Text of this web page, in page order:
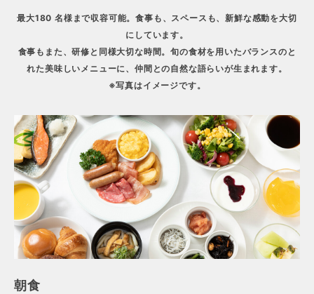
最大180 名様まで収容可能。食事も、スペースも、新鮮な感動を大切
にしています。
食事もまた、研修と同様大切な時間。旬の食材を用いたバランスのと
れた美味しいメニューに、仲間との自然な語らいが生まれます。
※写真はイメージです。
朝食